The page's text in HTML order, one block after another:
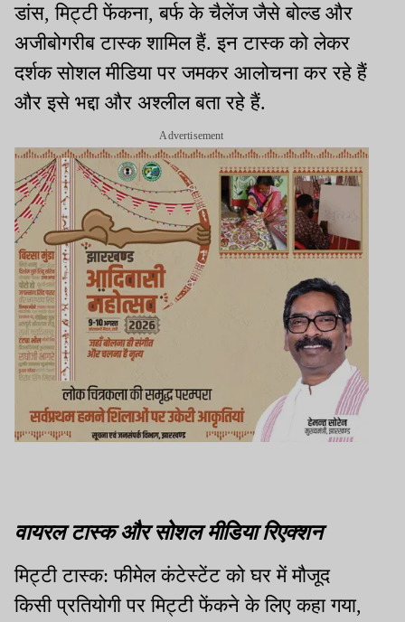
डांस, मिट्टी फेंकना, बर्फ के चैलेंज जैसे बोल्ड और
अजीबोगरीब टास्क शामिल हैं. इन टास्क को लेकर
दर्शक सोशल मीडिया पर जमकर आलोचना कर रहे हैं
और इसे भद्दा और अश्लील बता रहे हैं.
Advertisement
वायरल टास्क और सोशल मीडिया रिएक्शन
मिट्टी टास्क: फीमेल कंटेस्टेंट को घर में मौजूद
किसी प्रतियोगी पर मिट्टी फेंकने के लिए कहा गया,